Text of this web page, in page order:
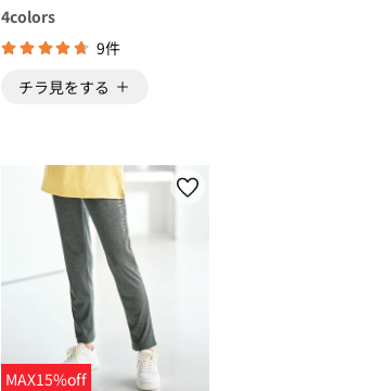
4colors
9件
チラ見をする
MAX15%off